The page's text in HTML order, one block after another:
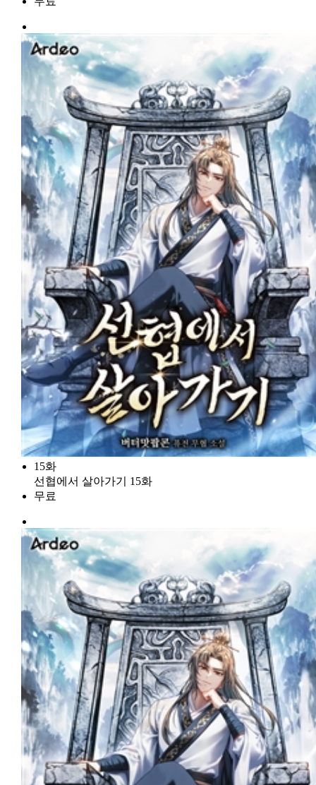
15화
선협에서 살아가기 15화
무료